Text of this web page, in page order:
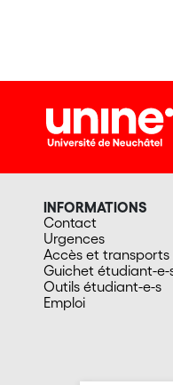
INFORMATIONS
Contact
Urgences
Accès et transports
Guichet étudiant-e-
Outils étudiant-e-s
Emploi